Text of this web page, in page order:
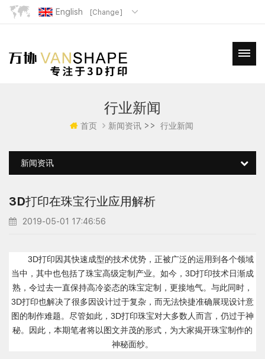
English [Change]
行业新闻
首页 新闻资讯 >> 行业新闻
新闻资讯
3D打印在珠宝行业应用解析
2019-05-01 17:46:56
3D打印因其快速成型的技术优势，正被广泛的运用到各个领域
当中，其中也包括了珠宝高级定制产业。如今，3D打印技术日渐成
熟，令过去一直保持高冷姿态的珠宝定制，更接地气。与此同时，
3D打印也解决了很多因设计过于复杂，而无法快捷准确展现设计意
图的制作难题。尽管如此，3D打印珠宝对大多数人而言，仍过于神
秘。因此，本期笔者将以图文并茂的形式，为大家揭开珠宝制作的
神秘面纱。